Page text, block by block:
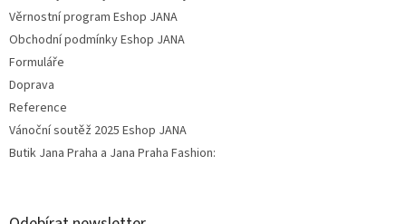
Věrnostní program Eshop JANA
Obchodní podmínky Eshop JANA
Formuláře
Doprava
Reference
Vánoční soutěž 2025 Eshop JANA
Butik Jana Praha a Jana Praha Fashion: